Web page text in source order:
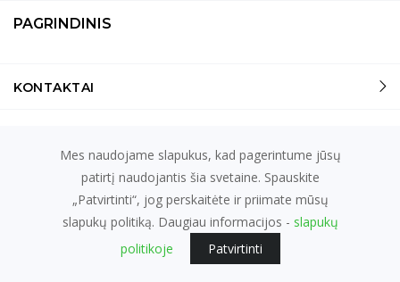
PAGRINDINIS
KONTAKTAI
© 2026"GERO DERLIAUS"
el. parduotuvių nuoma fronto.lt
Mes naudojame slapukus, kad pagerintume jūsų
patirtį naudojantis šia svetaine. Spauskite
„Patvirtinti“, jog perskaitėte ir priimate mūsų
slapukų politiką. Daugiau informacijos - slapukų
politikoje
Patvirtinti